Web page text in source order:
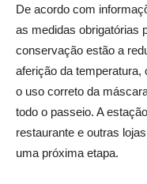
De acordo com
as medidas obrigatórias
conservação estão a
aferição da
o uso correto da
todo o passeio. A
restaurante e outras
uma próxima etapa.